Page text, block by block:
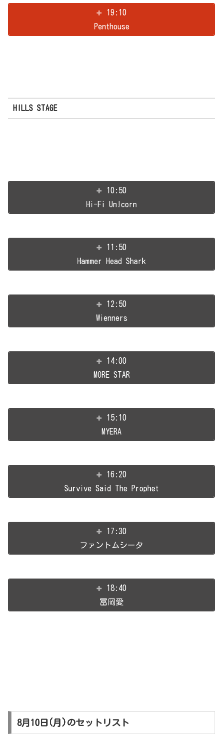
19:10
Penthouse
HILLS STAGE
10:50
Hi-Fi Un!corn
11:50
Hammer Head Shark
12:50
Wienners
14:00
MORE STAR
15:10
MYERA
16:20
Survive Said The Prophet
17:30
ファントムシータ
18:40
冨岡愛
8月10日(月)のセットリスト